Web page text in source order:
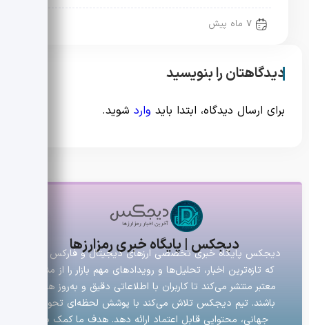
7 ماه پیش
دیدگاهتان را بنویسید
برای ارسال دیدگاه، ابتدا باید وارد شوید.
دیجکس | پایگاه خبری رمزارزها
دیجکس پایگاه خبری تخصصی ارزهای دیجیتال و فارکس است
که تازه‌ترین اخبار، تحلیل‌ها و رویدادهای مهم بازار را از منابع
معتبر منتشر می‌کند تا کاربران با اطلاعاتی دقیق و به‌روز همراه
باشند. تیم دیجکس تلاش می‌کند با پوشش لحظه‌ای تحولات
جهانی، محتوایی قابل اعتماد ارائه دهد. هدف ما کمک به